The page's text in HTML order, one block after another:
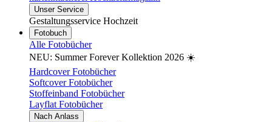
Unser Service
Gestaltungsservice Hochzeit
Fotobuch
Alle Fotobücher
NEU: Summer Forever Kollektion 2026 ☀️
Hardcover Fotobücher
Softcover Fotobücher
Stoffeinband Fotobücher
Layflat Fotobücher
Nach Anlass